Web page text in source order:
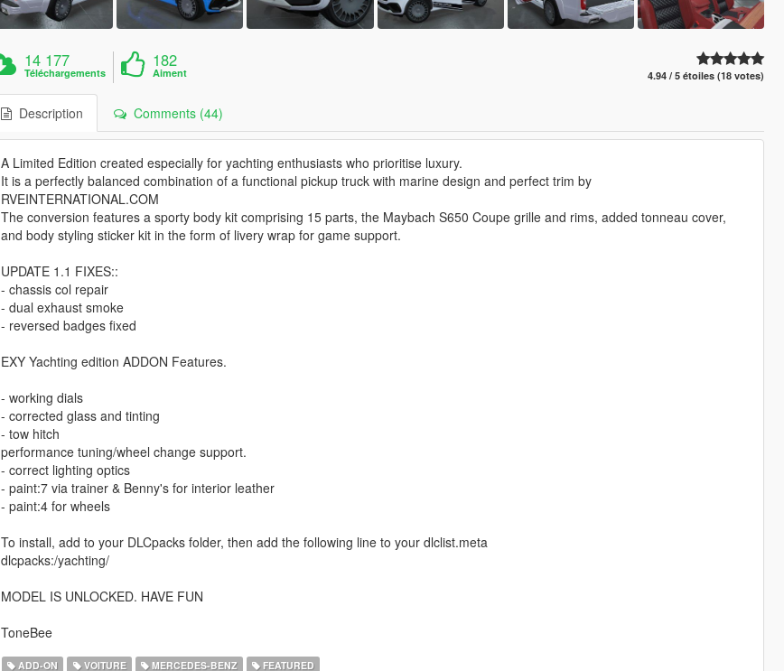
14 177
Téléchargements
182
Aiment 4.94 / 5 étoiles (18 votes)
Description Comments (44)
A Limited Edition created especially for yachting enthusiasts who prioritise luxury.
It is a perfectly balanced combination of a functional pickup truck with marine design and perfect trim by
RVEINTERNATIONAL.COM
The conversion features a sporty body kit comprising 15 parts, the Maybach S650 Coupe grille and rims, added tonneau cover,
and body styling sticker kit in the form of livery wrap for game support.
UPDATE 1.1 FIXES::
- chassis col repair
- dual exhaust smoke
- reversed badges fixed
EXY Yachting edition ADDON Features.
- working dials
- corrected glass and tinting
- tow hitch
performance tuning/wheel change support.
- correct lighting optics
- paint:7 via trainer & Benny's for interior leather
- paint:4 for wheels
To install, add to your DLCpacks folder, then add the following line to your dlclist.meta
dlcpacks:/yachting/
MODEL IS UNLOCKED. HAVE FUN
ToneBee
ADD-ON VOITURE MERCEDES-BENZ FEATURED